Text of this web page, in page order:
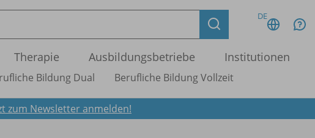
DE
Therapie Ausbildungsbetriebe Institutionen
Bildung Dual Berufliche Bildung Vollzeit
zum Newsletter anmelden!